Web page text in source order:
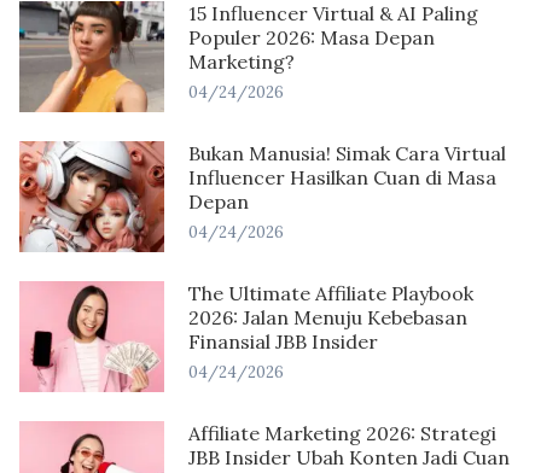
15 Influencer Virtual & AI Paling
Populer 2026: Masa Depan
Marketing?
04/24/2026
Bukan Manusia! Simak Cara Virtual
Influencer Hasilkan Cuan di Masa
Depan
04/24/2026
The Ultimate Affiliate Playbook
2026: Jalan Menuju Kebebasan
Finansial JBB Insider
04/24/2026
Affiliate Marketing 2026: Strategi
JBB Insider Ubah Konten Jadi Cuan